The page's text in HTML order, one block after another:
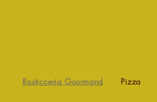
Rosticceria Gourmand Pizzas